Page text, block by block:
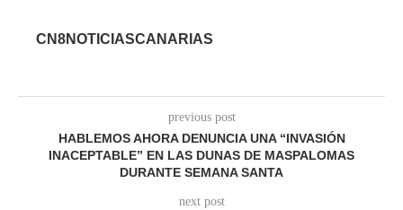
CN8NOTICIASCANARIAS
previous post
HABLEMOS AHORA DENUNCIA UNA “INVASIÓN
INACEPTABLE” EN LAS DUNAS DE MASPALOMAS
DURANTE SEMANA SANTA
next post